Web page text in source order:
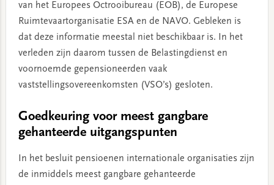
van het Europees Octrooibureau (EOB), de Europese
Ruimtevaartorganisatie ESA en de NAVO. Gebleken is
dat deze informatie meestal niet beschikbaar is. In het
verleden zijn daarom tussen de Belastingdienst en
voornoemde gepensioneerden vaak
vaststellingsovereenkomsten (VSO’s) gesloten.
Goedkeuring voor meest gangbare
gehanteerde uitgangspunten
In het besluit pensioenen internationale organisaties zijn
de inmiddels meest gangbare gehanteerde